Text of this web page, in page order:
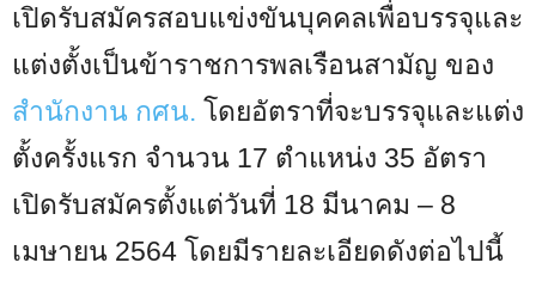
เปิดรับสมัครสอบแข่งขันบุคคลเพื่อบรรจุและ
แต่งตั้งเป็นข้าราชการพลเรือนสามัญ ของ
สำนักงาน กศน. โดยอัตราที่จะบรรจุและแต่ง
ตั้งครั้งแรก จำนวน 17 ตำแหน่ง 35 อัตรา
เปิดรับสมัครตั้งแต่วันที่ 18 มีนาคม – 8
เมษายน 2564 โดยมีรายละเอียดดังต่อไปนี้